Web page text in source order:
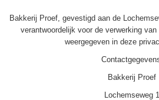
Bakkerij Proef, gevestigd aan de
verantwoordelijk voor de verwerking
weergegeven in deze
Bakkerij Proef
Lochemseweg 1